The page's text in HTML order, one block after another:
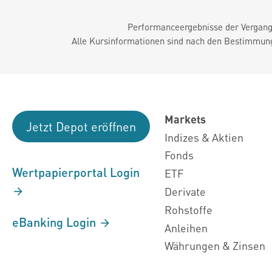
Performanceergebnisse der
Alle Kursinformationen sind nach den
Jetzt Depot eröffnen
Wertpapierportal Login
eBanking Login
Markets
Indizes & Aktien
Fonds
ETF
Derivate
Rohstoffe
Anleihen
Währungen & Zinsen